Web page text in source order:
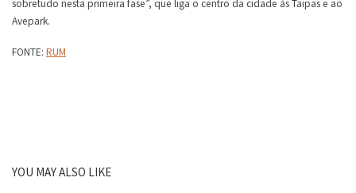
sobretudo nesta primeira fase”, que liga o centro da cidade às Taipas e ao
Avepark.
FONTE: RUM
YOU MAY ALSO LIKE